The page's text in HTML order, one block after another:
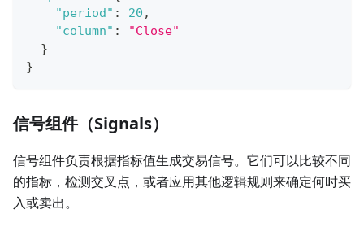
"period" : 20 ,
"column" :
"Close"
}
}
信号组件（Signals）
信号组件负责根据指标值生成交易信号。它们可以比较不同
的指标，检测交叉点，或者应用其他逻辑规则来确定何时买
入或卖出。